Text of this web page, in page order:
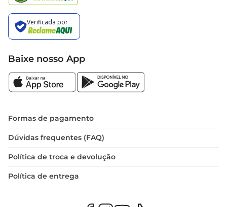
Baixe nosso App
Formas de pagamento
Dúvidas frequentes (FAQ)
Política de troca e devolução
Política de entrega